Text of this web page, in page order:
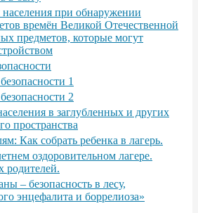
при обнаружении
времён Великой Отечественной
предметов, которые могут
1
2
в заглубленных и других
пространства
Как собрать ребенка в лагерь.
оздоровительном лагере.
родителей.
– безопасность в лесу,
энцефалита и боррелиоза»